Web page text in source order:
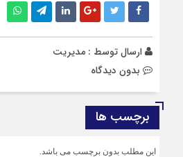
ارسال توسط : مدیریت
بدون دیدگاه
برچسب ها
این مطلب بدون برچسب می باشد.